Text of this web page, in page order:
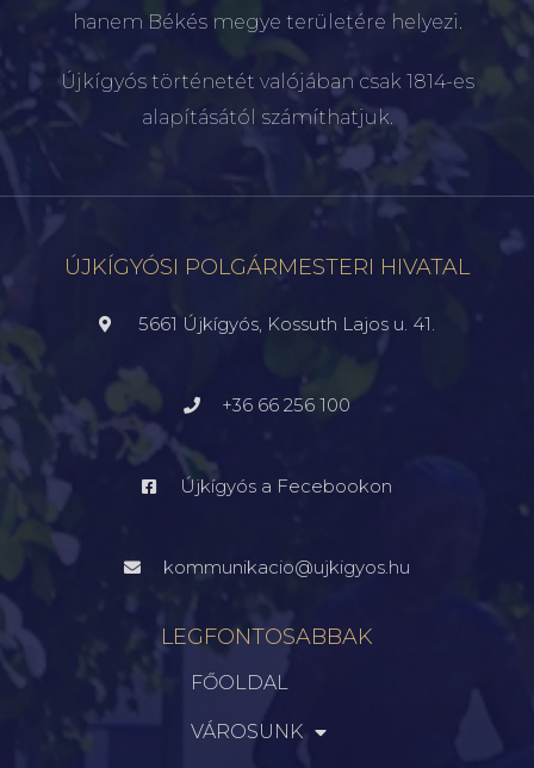
hanem Békés megye területére helyezi.
Újkígyós történetét valójában csak 1814-es
alapításától számíthatjuk.
ÚJKÍGYÓSI POLGÁRMESTERI HIVATAL
5661 Újkígyós, Kossuth Lajos u. 41.
+36 66 256 100
Újkígyós a Fecebookon
kommunikacio@ujkigyos.hu
LEGFONTOSABBAK
FŐOLDAL
VÁROSUNK